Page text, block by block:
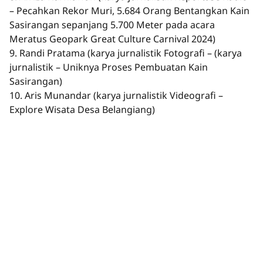
– Pecahkan Rekor Muri, 5.684 Orang Bentangkan Kain
Sasirangan sepanjang 5.700 Meter pada acara
Meratus Geopark Great Culture Carnival 2024)
9. Randi Pratama (karya jurnalistik Fotografi – (karya
jurnalistik – Uniknya Proses Pembuatan Kain
Sasirangan)
10. Aris Munandar (karya jurnalistik Videografi –
Explore Wisata Desa Belangiang)